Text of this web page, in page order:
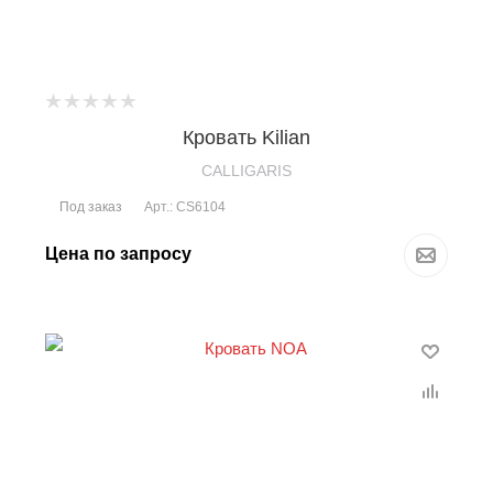
Кровать Kilian
CALLIGARIS
Под заказ Арт.: CS6104
Цена по запросу